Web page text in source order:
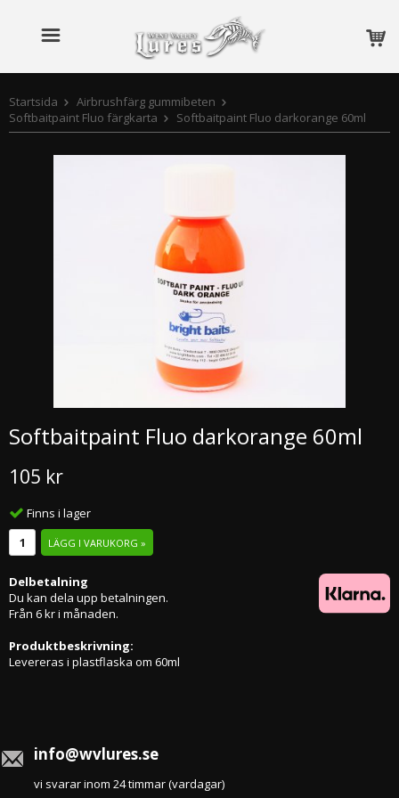
Startsida
Airbrushfärg gummibeten
Softbaitpaint Fluo färgkarta
Softbaitpaint Fluo darkorange 60ml
Softbaitpaint Fluo darkorange 60ml
105 kr
Finns i lager
LÄGG I VARUKORG »
Delbetalning
Du kan dela upp betalningen.
Från 6 kr i månaden.
Produktbeskrivning:
Levereras i plastflaska om 60ml
info@wvlures.se
vi svarar inom 24 timmar (vardagar)